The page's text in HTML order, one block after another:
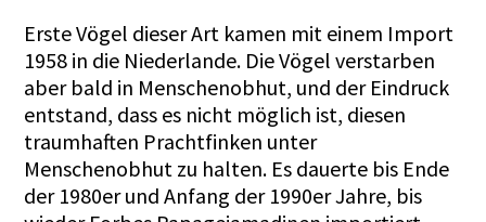
Erste Vögel dieser Art kamen mit einem Import
1958 in die Niederlande. Die Vögel verstarben
aber bald in Menschenobhut, und der Eindruck
entstand, dass es nicht möglich ist, diesen
traumhaften Prachtfinken unter
Menschenobhut zu halten. Es dauerte bis Ende
der 1980er und Anfang der 1990er Jahre, bis